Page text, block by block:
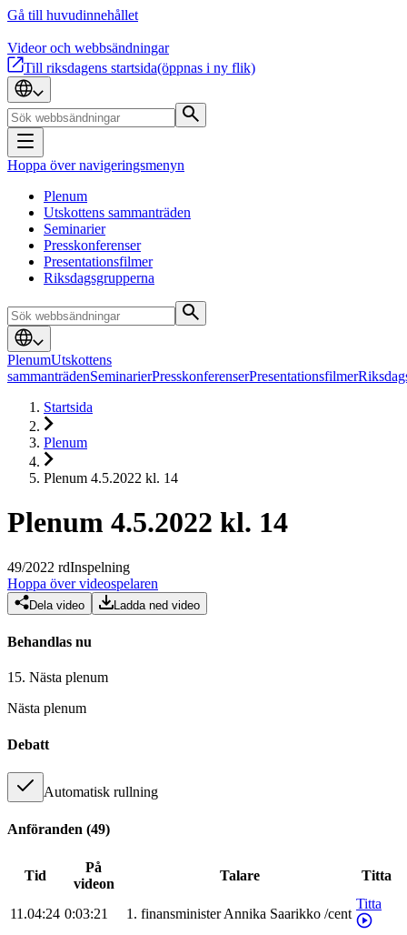
Gå till huvudinnehållet
Videor och webbsändningar
Till riksdagens startsida(öppnas i ny flik)
Hoppa över navigeringsmenyn
Plenum
Utskottens sammanträden
Seminarier
Presskonferenser
Presentationsfilmer
Riksdagsgrupperna
PlenumUtskottens
sammanträdenSeminarierPresskonferenserPresentationsfilmer
Startsida
Plenum
Plenum 4.5.2022 kl. 14
Plenum 4.5.2022 kl. 14
49/2022 rdInspelning
Hoppa över videospelaren
Dela video Ladda ned video
Behandlas nu
15. Nästa plenum
Nästa plenum
Debatt
Automatisk rullning
Anföranden (49)
Tid
På
videon
Talare Titta
11.04:24 0:03:21 1. finansministerAnnika Saarikko /cent
Titta